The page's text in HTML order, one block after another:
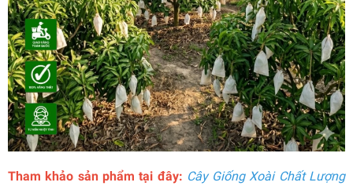
Tham khảo sản phẩm tại đây: Cây Giống Xoài Chất Lượng